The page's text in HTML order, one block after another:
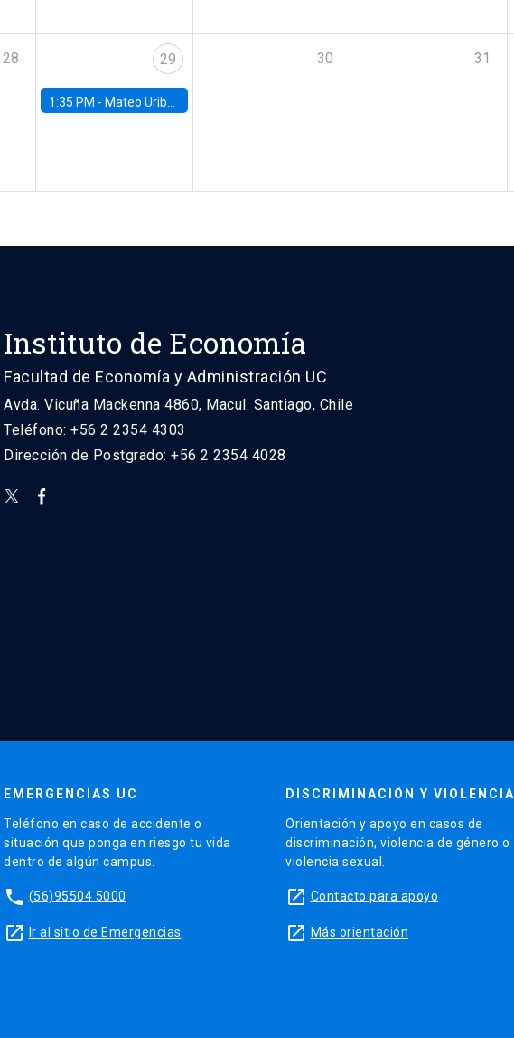
28 29
1:35 PM - Mateo Uribe-Castro, Universidad de los Andes (Colombia)
30 31
Instituto de Economía
Facultad de Economía y Administración UC
Avda. Vicuña Mackenna 4860, Macul. Santiago, Chile
Teléfono: +56 2 2354 4303
Dirección de Postgrado: +56 2 2354 4028
EMERGENCIAS UC
Teléfono en caso de accidente o
situación que ponga en riesgo tu vida
dentro de algún campus.
phone (56)95504 5000
launch Ir al sitio de Emergencias
DISCRIMINACIÓN Y VIOLENCIA
Orientación y apoyo en casos de
discriminación, violencia de género o
violencia sexual.
launch Contacto para apoyo
launch Más orientación